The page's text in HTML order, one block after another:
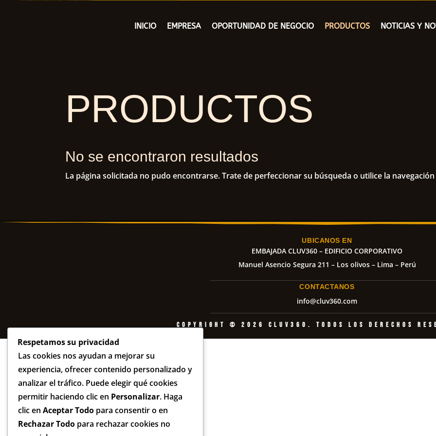
INICIO EMPRESA OPORTUNIDAD DE NEGOCIO PRODUCTOS NOTICIAS Y
PRODUCTOS
No se encontraron resultados
La página solicitada no pudo encontrarse. Trate de perfeccionar su búsqueda o utilice la
UBICANOS EN
EMBAJADA CLUV360 – EDIFICIO CORPORATIVO
Manuel Asencio Segura 211 – Los olivos – Lima – Perú
CONTACTANOS
info@cluv360.com
Copyright © 2026 CLUV360. Todos los derechos
Respetamos su privacidad
Las cookies nos ayudan a mejorar su
experiencia, ofrecer contenido personalizado y
analizar el tráfico. Puede elegir qué cookies
permitir haciendo clic en Personalizar. Haga
clic en Aceptar Todo para consentir o en
Rechazar Todo para rechazar cookies no